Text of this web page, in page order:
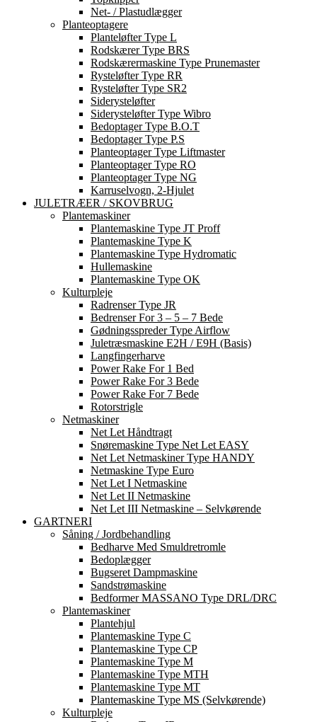
Net- / Plastudlægger
Planteoptagere
Planteløfter Type L
Rodskærer Type BRS
Rodskærermaskine Type Prunemaster
Rysteløfter Type RR
Rysteløfter Type SR2
Siderysteløfter
Siderysteløfter Type Wibro
Bedoptager Type B.O.T
Bedoptager Type P.S
Planteoptager Type Liftmaster
Planteoptager Type RO
Planteoptager Type NG
Karruselvogn, 2-Hjulet
JULETRÆER / SKOVBRUG
Plantemaskiner
Plantemaskine Type JT Proff
Plantemaskine Type K
Plantemaskine Type Hydromatic
Hullemaskine
Plantemaskine Type OK
Kulturpleje
Radrenser Type JR
Bedrenser For 3 – 5 – 7 Bede
Gødningsspreder Type Airflow
Juletræsmaskine E2H / E9H (basis)
Langfingerharve
Power Rake For 1 Bed
Power Rake For 3 Bede
Power Rake For 7 Bede
Rotorstrigle
Netmaskiner
Net Let Håndtragt
Snøremaskine Type Net Let EASY
Net Let Netmaskiner Type HANDY
Netmaskine Type Euro
Net Let I Netmaskine
Net Let II Netmaskine
Net Let III Netmaskine – Selvkørende
GARTNERI
Såning / Jordbehandling
Bedharve Med Smuldretromle
Bedoplægger
Bugseret Dampmaskine
Sandstrømaskine
Bedformer MASSANO Type DRL/DRC
Plantemaskiner
Plantehjul
Plantemaskine Type C
Plantemaskine Type CP
Plantemaskine Type M
Plantemaskine Type MTH
Plantemaskine Type MT
Plantemaskine Type MS (Selvkørende)
Kulturpleje